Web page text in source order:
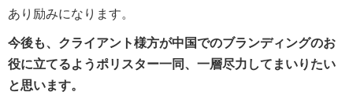
あり励みになります。
今後も、クライアント様方が中国でのブランディングのお
役に立てるようポリスター一同、一層尽力してまいりたい
と思います。